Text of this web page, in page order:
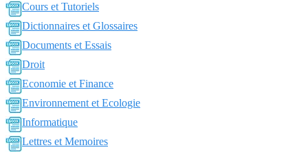
Cours et Tutoriels
Dictionnaires et Glossaires
Documents et Essais
Droit
Economie et Finance
Environnement et Ecologie
Informatique
Lettres et Memoires